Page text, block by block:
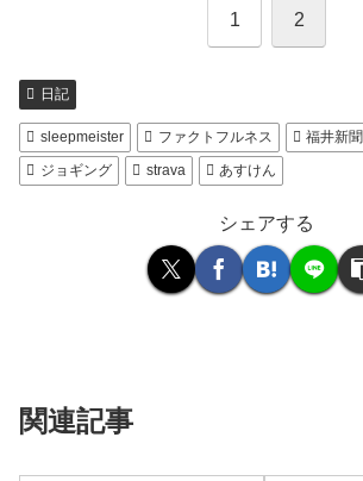
1 2
日記
sleepmeister ファクトフルネス 福井新聞
ジョギング
strava あすけん
シェアする
関連記事